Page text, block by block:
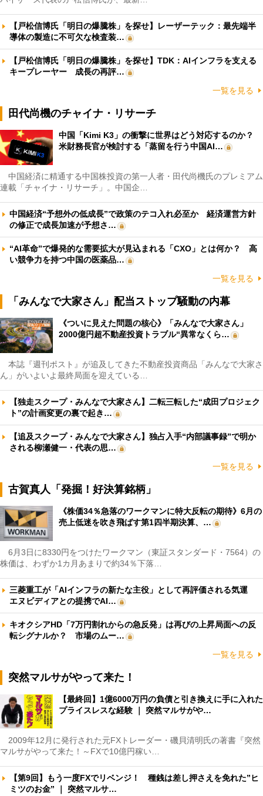
【戸松信博氏「明日の爆騰株」を探せ】レーザーテック：最先端半
導体の製造に不可欠な検査装…
【戸松信博氏「明日の爆騰株」を探せ】TDK：AIインフラを支える
キープレーヤー 成長の再評…
一覧を見る
田代尚機のチャイナ・リサーチ
中国「Kimi K3」の衝撃に世界はどう対応するのか？
米財務長官が検討する「蒸留を行う中国AI…
中国経済に精通する中国株投資の第一人者・田代尚機氏のプレミアム
連載「チャイナ・リサーチ」。中国企…
中国経済“予想外の低成長”で政策のテコ入れ必至か 経済運営方針
の修正で成長加速が予想さ…
“AI革命”で爆発的な需要拡大が見込まれる「CXO」とは何か？ 高
い競争力を持つ中国の医薬品…
一覧を見る
「みんなで大家さん」配当ストップ騒動の内幕
《ついに見えた問題の核心》「みんなで大家さん」
2000億円超不動産投資トラブル“異常なくら…
本誌『週刊ポスト』が追及してきた不動産投資商品「みんなで大家さ
ん」がいよいよ最終局面を迎えている…
【独走スクープ・みんなで大家さん】二転三転した“成田プロジェク
ト”の計画変更の裏で起き…
【追及スクープ・みんなで大家さん】独占入手“内部議事録”で明か
される柳瀬健一・代表の思…
一覧を見る
古賀真人「発掘！好決算銘柄」
《株価34％急落のワークマンに特大反転の期待》6月の
売上低迷を吹き飛ばす第1四半期決算、…
6月3日に8330円をつけたワークマン（東証スタンダード・7564）の
株価は、わずか1カ月あまりで約34％下落…
三菱重工が「AIインフラの新たな主役」として再評価される気運
エヌビディアとの提携でAI…
キオクシアHD「7万円割れからの急反発」は再びの上昇局面への反
転シグナルか？ 市場のムー…
一覧を見る
突然マルサがやって来た！
【最終回】1億6000万円の負債と引き換えに手に入れた
プライスレスな経験 ｜ 突然マルサがや…
2009年12月に発行された元FXトレーダー・磯貝清明氏の著書『突然
マルサがやって来た！～FXで10億円稼い…
【第9回】もう一度FXでリベンジ！ 種銭は差し押さえを免れた”ヒ
ミツのお金” ｜ 突然マルサ…